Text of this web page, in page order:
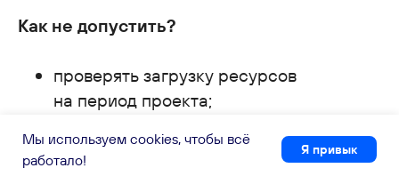
Как не допустить?
проверять загрузку ресурсов
на период проекта;
совмещение проектов;
Мы используем cookies, чтобы всё
работало!
Я привык